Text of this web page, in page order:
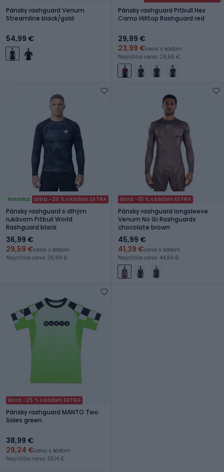
Pánsky rashguard Venum
Streamline black/gold
54,99 €
Pánsky rashguard Pitbull Hex
Camo Hilltop Rashguard red
29,99 €
23,99 €cena s kódom
Najnižšia cena: 29,99 €
Novinka Extra -20 % s kódom EXTRA
Pánsky rashguard s dlhým
rukávom Pitbull World
Rashguard black
36,99 €
29,59 €cena s kódom
Najnižšia cena: 36,99 €
Extra -10 % s kódom EXTRA
Pánsky rashguard longsleeve
Venum No Gi Rashguards
chocolate brown
45,99 €
41,39 €cena s kódom
Najnižšia cena: 44,99 €
Extra -25 % s kódom EXTRA
Pánsky rashguard MANTO Two
Sides green
38,99 €
29,24 €cena s kódom
Najnižšia cena: 33,14 €